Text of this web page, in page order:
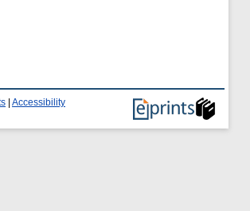
Accessibility